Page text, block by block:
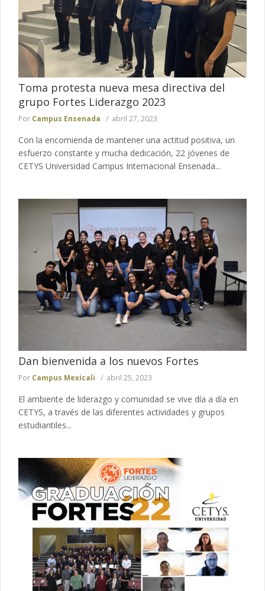
Toma protesta nueva mesa directiva del
grupo Fortes Liderazgo 2023
Por Campus Ensenada abril 27, 2023
Con la encomienda de mantener una actitud positiva, un
esfuerzo constante y mucha dedicación, 22 jóvenes de
CETYS Universidad Campus Internacional Ensenada...
Dan bienvenida a los nuevos Fortes
Por Campus Mexicali abril 25, 2023
El ambiente de liderazgo y comunidad se vive día a día en
CETYS, a través de las diferentes actividades y grupos
estudiantiles...